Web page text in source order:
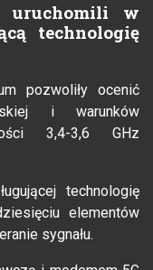
uruchomili w
technologię
pozwoliły ocenić
i warunków
3,4-3,6 GHz
technologię
elementów
sygnału.